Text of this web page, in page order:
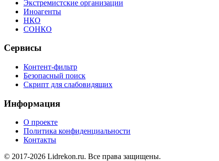
Экстремистские организации
Иноагенты
НКО
СОНКО
Сервисы
Контент-фильтр
Безопасный поиск
Скрипт для слабовидящих
Информация
О проекте
Политика конфиденциальности
Контакты
© 2017-2026 Lidrekon.ru. Все права защищены.